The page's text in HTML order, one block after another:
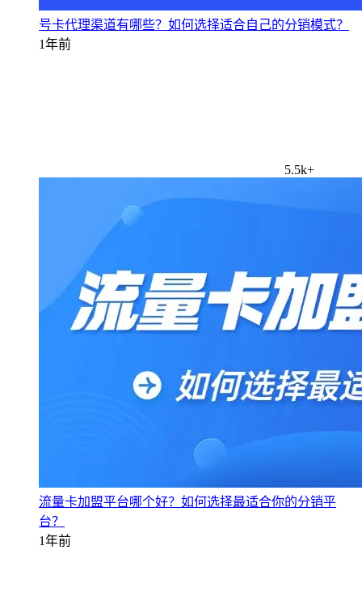
号卡代理渠道有哪些？如何选择适合自己的分销模式？
1年前
5.5k+
流量卡加盟平台哪个好？如何选择最适合你的分销平
台？
1年前